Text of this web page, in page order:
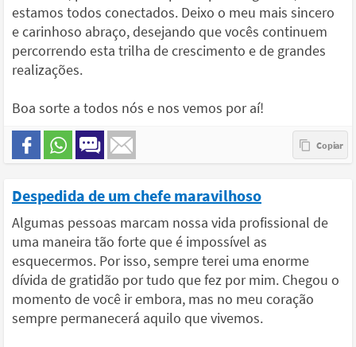
estamos todos conectados. Deixo o meu mais sincero
e carinhoso abraço, desejando que vocês continuem
percorrendo esta trilha de crescimento e de grandes
realizações.
Boa sorte a todos nós e nos vemos por aí!
Despedida de um chefe maravilhoso
Algumas pessoas marcam nossa vida profissional de
uma maneira tão forte que é impossível as
esquecermos. Por isso, sempre terei uma enorme
dívida de gratidão por tudo que fez por mim. Chegou o
momento de você ir embora, mas no meu coração
sempre permanecerá aquilo que vivemos.